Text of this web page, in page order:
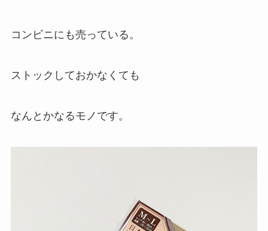
コンビニにも売っている。
ストックしておかなくても
なんとかなるモノです。